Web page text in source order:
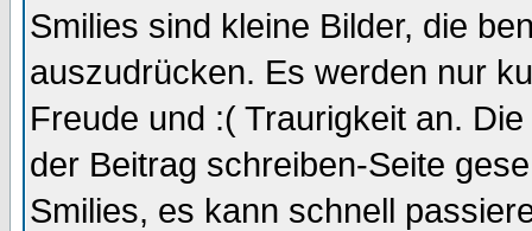
Smilies sind kleine Bilder, die
auszudrücken. Es werden nur
Freude und :( Traurigkeit an.
der Beitrag schreiben-Seite
Smilies, es kann schnell